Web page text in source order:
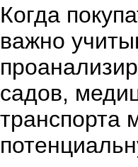
Когда
важно
садов,
транспорта